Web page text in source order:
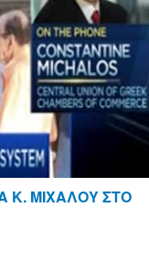
Κ. ΜΙΧΑΛΟΥ ΣΤΟ